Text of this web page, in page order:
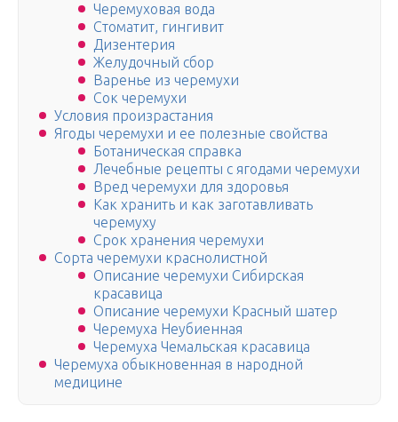
Черемуховая вода
Стоматит, гингивит
Дизентерия
Желудочный сбор
Варенье из черемухи
Сок черемухи
Условия произрастания
Ягоды черемухи и ее полезные свойства
Ботаническая справка
Лечебные рецепты с ягодами черемухи
Вред черемухи для здоровья
Как хранить и как заготавливать
черемуху
Срок хранения черемухи
Сорта черемухи краснолистной
Описание черемухи Сибирская
красавица
Описание черемухи Красный шатер
Черемуха Неубиенная
Черемуха Чемальская красавица
Черемуха обыкновенная в народной
медицине